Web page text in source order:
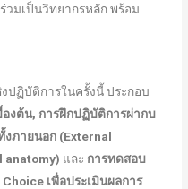
วมเป็นวิทยากรหลัก พร้อม
ฏิบัติการในครั้งนี้ ประกอบ
องต้น, การฝึกปฏิบัติการผ่ากบ
ภายนอก (External
anatomy) และ การทดสอบ
เพื่อประเมินผลการ